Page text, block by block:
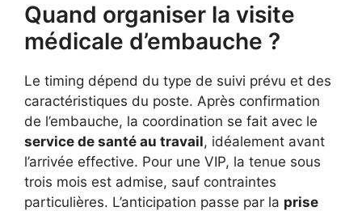
Quand organiser la visite
médicale d’embauche ?
Le timing dépend du type de suivi prévu et des
caractéristiques du poste. Après confirmation
de l’embauche, la coordination se fait avec le
service de santé au travail, idéalement avant
l’arrivée effective. Pour une VIP, la tenue sous
trois mois est admise, sauf contraintes
particulières. L’anticipation passe par la prise